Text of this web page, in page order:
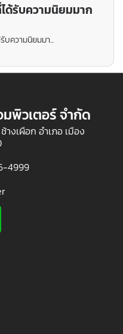
ด้รับความนิยมมาก
ความนิยมมา...
มพิวเตอร์ จำกัด
งเผือก อำเภอ เมือง
4999